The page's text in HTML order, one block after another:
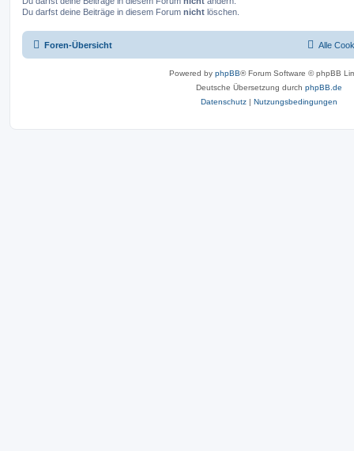
Du darfst deine Beiträge in diesem Forum nicht löschen.
Foren-Übersicht Alle
Powered by phpBB® Forum Software © phpBB
Deutsche Übersetzung durch phpBB.de
Datenschutz | Nutzungsbedingungen